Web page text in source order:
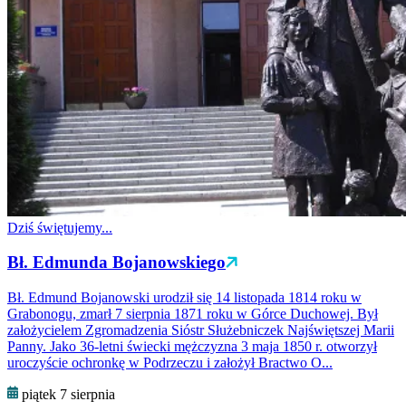
Dziś świętujemy...
Bł. Edmunda Bojanowskiego
Bł. Edmund Bojanowski urodził się 14 listopada 1814 roku w
Grabonogu, zmarł 7 sierpnia 1871 roku w Górce Duchowej. Był
założycielem Zgromadzenia Sióstr Służebniczek Najświętszej Marii
Panny. Jako 36-letni świecki mężczyzna 3 maja 1850 r. otworzył
uroczyście ochronkę w Podrzeczu i założył Bractwo O...
piątek 7 sierpnia